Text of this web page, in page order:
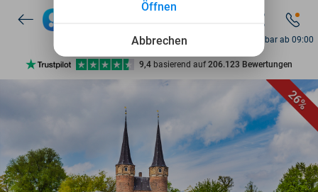
7 Tage die Woche verfügbar
10+ Millionen Mitglieder
9,4 basierend auf206.123 Bewertungen
Entdecke 15.000+ Deals
7 Tage die Woche verfügbar
10+ Millionen Mitglieder
Erreichbar ab 09:00
26%
Abbrechen
Öffnen